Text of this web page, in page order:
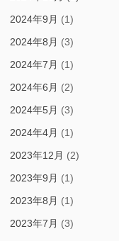
2024年9月 (1)
2024年8月 (3)
2024年7月 (1)
2024年6月 (2)
2024年5月 (3)
2024年4月 (1)
2023年12月 (2)
2023年9月 (1)
2023年8月 (1)
2023年7月 (3)